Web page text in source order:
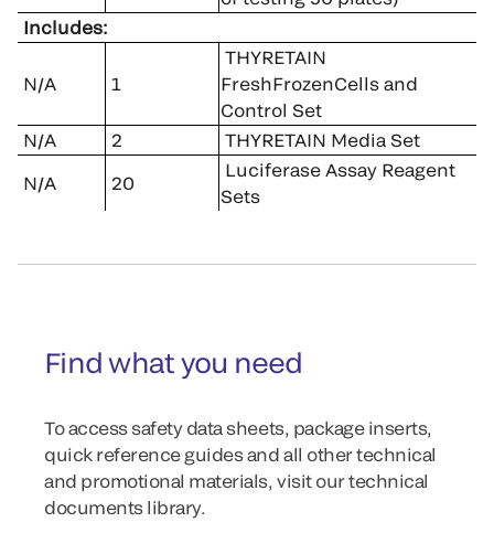
Includes:
N/A 1
THYRETAIN
FreshFrozenCells and
Control Set
N/A
2 THYRETAIN Media Set
N/A 20
Luciferase Assay Reagent
Sets
Find what you need
To access safety data sheets, package inserts,
quick reference guides and all other technical
and promotional materials, visit our technical
documents library.